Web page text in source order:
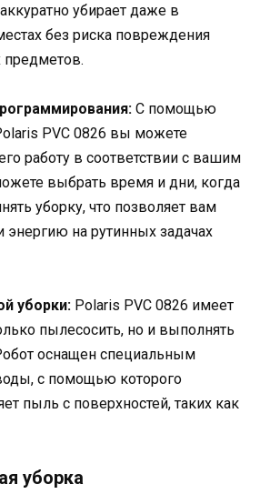
убирает даже в
без риска повреждения
предметов.
С помощью
PVC 0826 вы можете
работу в соответствии с вашим
выбрать время и дни, когда
уборку, что позволяет вам
на рутинных задачах
уборки: Polaris PVC 0826 имеет
пылесосить, но и выполнять
оснащен специальным
с помощью которого
пыль с поверхностей, таких как
уборка